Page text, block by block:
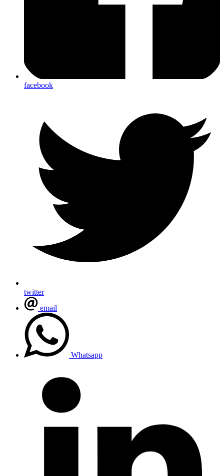
facebook
twitter
email
Whatsapp